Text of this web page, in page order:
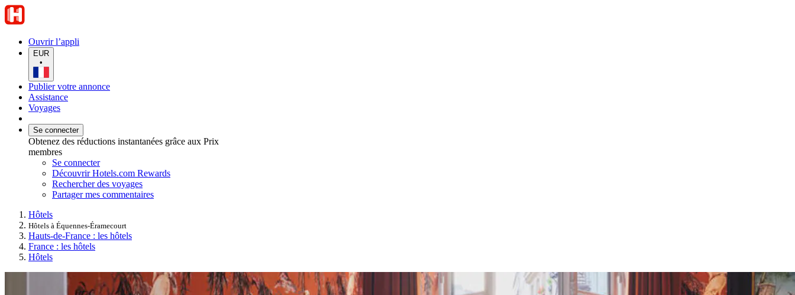
Ouvrir l’appli
EUR
•
Publier votre annonce
Assistance
Voyages
Se connecter
Obtenez des réductions instantanées grâce aux Prix
membres
Se connecter
Découvrir Hotels.com Rewards
Rechercher des voyages
Partager mes commentaires
Hôtels
Hôtels à Équennes-Éramecourt
Hauts-de-France : les hôtels
France : les hôtels
Hôtels